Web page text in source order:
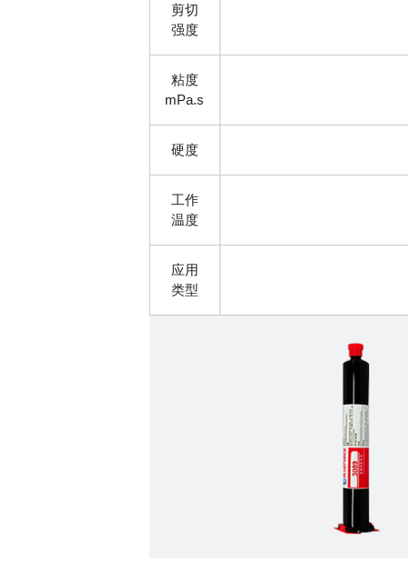
剪切
强度
粘度
mPa.s
硬度
工作
温度
应用
类型